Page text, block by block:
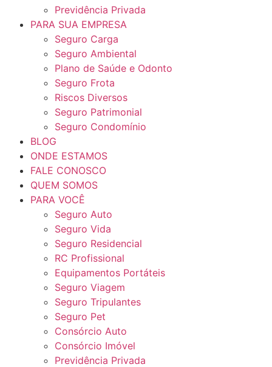
Previdência Privada
PARA SUA EMPRESA
Seguro Carga
Seguro Ambiental
Plano de Saúde e Odonto
Seguro Frota
Riscos Diversos
Seguro Patrimonial
Seguro Condomínio
BLOG
ONDE ESTAMOS
FALE CONOSCO
QUEM SOMOS
PARA VOCÊ
Seguro Auto
Seguro Vida
Seguro Residencial
RC Profissional
Equipamentos Portáteis
Seguro Viagem
Seguro Tripulantes
Seguro Pet
Consórcio Auto
Consórcio Imóvel
Previdência Privada